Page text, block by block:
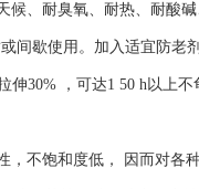
、耐臭氧、耐热、耐酸碱
间歇使用。加入适宜防老
30% ，可达1 50 h以上不
不饱和度低， 因而对各